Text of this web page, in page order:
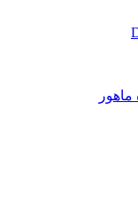
Norouz,
ماهور